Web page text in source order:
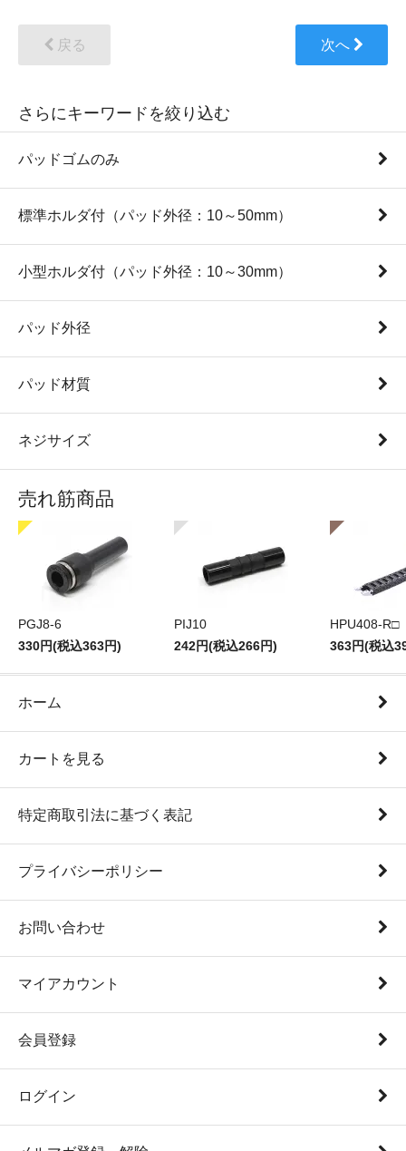
戻る 次へ
さらにキーワードを絞り込む
パッドゴムのみ
標準ホルダ付（パッド外径：10～50mm）
小型ホルダ付（パッド外径：10～30mm）
パッド外径
パッド材質
ネジサイズ
売れ筋商品
PGJ8-6
330円(税込363円)
PIJ10
242円(税込266円)
HPU408-R□
363円(税込
ホーム
カートを見る
特定商取引法に基づく表記
プライバシーポリシー
お問い合わせ
マイアカウント
会員登録
ログイン